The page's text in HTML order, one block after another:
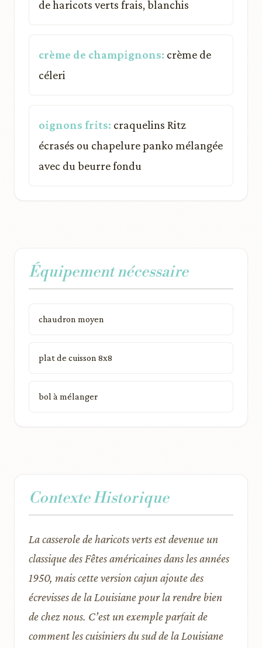
de haricots verts frais, blanchis
crème de champignons: crème de
céleri
oignons frits: craquelins Ritz
écrasés ou chapelure panko mélangée
avec du beurre fondu
Équipement nécessaire
chaudron moyen
plat de cuisson 8x8
bol à mélanger
Contexte Historique
La casserole de haricots verts est devenue un
classique des Fêtes américaines dans les années
1950, mais cette version cajun ajoute des
écrevisses de la Louisiane pour la rendre bien
de chez nous. C’est un exemple parfait de
comment les cuisiniers du sud de la Louisiane